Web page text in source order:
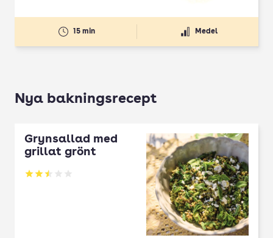
15 min Medel
Nya bakningsrecept
Grynsallad med
grillat grönt
Betyg: 2.5 av 5